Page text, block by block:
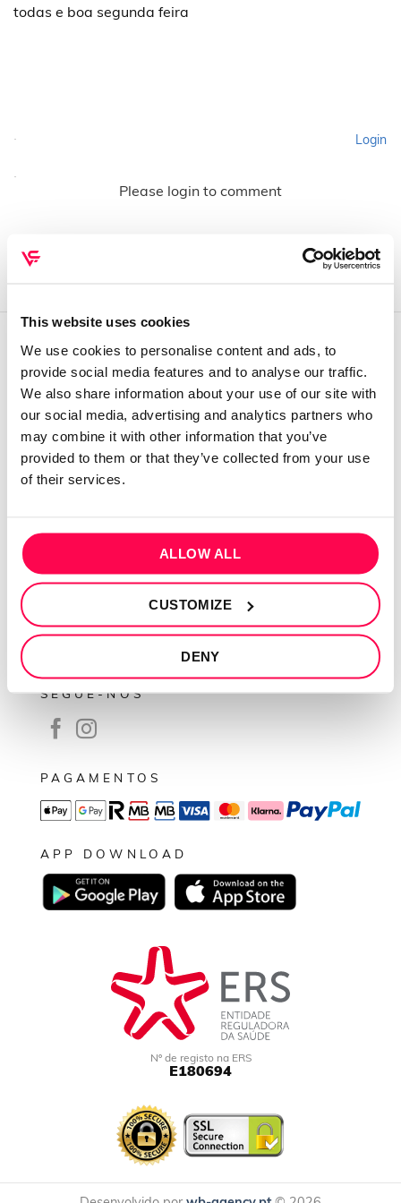
This website uses cookies
We use cookies to personalise content and ads, to
provide social media features and to analyse our traffic.
We also share information about your use of our site with
our social media, advertising and analytics partners who
may combine it with other information that you’ve
provided to them or that they’ve collected from your use
of their services.
ALLOW ALL
CUSTOMIZE
DENY
todas e boa segunda feira
Login
Please login to comment
QUEM SOMOS
Sobre mim
Conta cliente
Recuperar Password
Política de privacidade
SEGUE-NOS
PAGAMENTOS
APP DOWNLOAD
Nº de registo na ERS
E180694